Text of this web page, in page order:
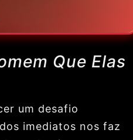
Que Elas
um desafio
imediatos nos faz